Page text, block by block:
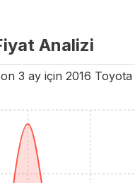
Analizi
3 ay için 2016 Toyota